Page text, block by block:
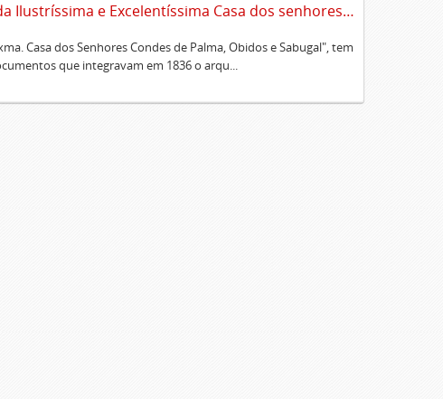
Sumário alfabético dos documentos existentes no Cartório da Ilustríssima e Excelentíssima Casa dos senhores condes de Palma, Óbidos e Sabugal
Casa dos Senhores Condes de Palma, Obidos e Sabugal", tem
que integravam em 1836 o arqu...